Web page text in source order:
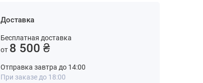
Доставка
Бесплатная доставка
от 8 500 ₴
Отправка завтра до 14:00
При заказе до 18:00